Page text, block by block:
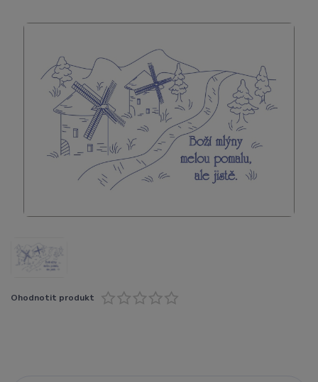
Ohodnotit produkt